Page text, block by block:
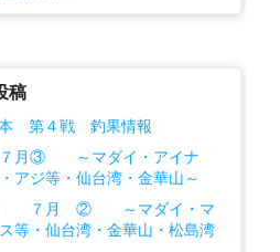
稿
本 第４戦 釣果情報
７月③ ～マダイ・アイナ
アジ等・仙台湾・金華山～
７月 ② ～マダイ・マ
等・仙台湾・金華山・松島湾